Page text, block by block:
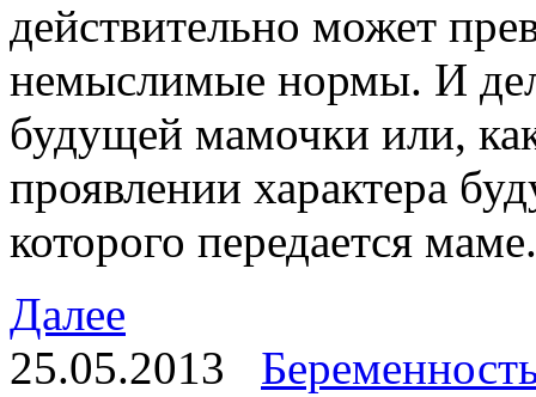
действительно может
немыслимые нормы. И
будущей мамочки или,
проявлении характера
которого передается
Далее
25.05.2013